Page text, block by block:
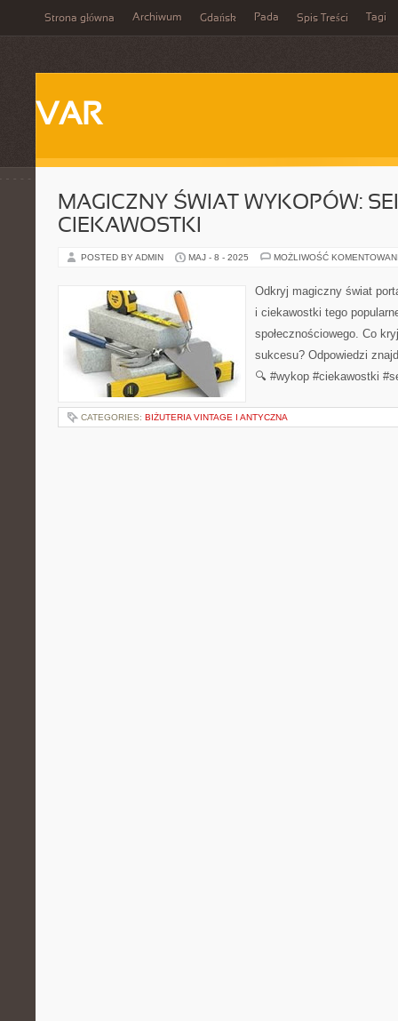
Strona główna Archiwum Gdańsk Pada Spis Treści Tagi
VAR
MAGICZNY ŚWIAT WYKOPÓW:
CIEKAWOSTKI
POSTED BY ADMIN MAJ - 8 - 2025 MOŻLIWOŚĆ
Odkryj magiczny świat
i ciekawostki tego
społecznościowego. Co
sukcesu? Odpowiedzi
🔍 #wykop #ciekawostki
CATEGORIES: BIŻUTERIA VINTAGE I ANTYCZNA